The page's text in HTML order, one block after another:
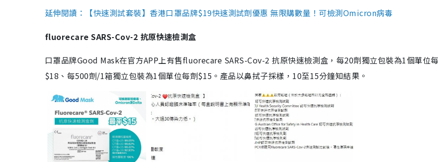
延伸閱讀：【快速測試套裝】香港口罩品牌$19快速測試劑優惠 無限購數量！可檢測Omicron病毒
fluorecare SARS-Cov-2 抗原快速檢測盒
口罩品牌Good Mask在官方APP上有售fluorecare SARS-Cov-2 抗原快速檢測盒，每20劑獨立包裝為1個單位
$18、每500劑/1箱獨立包裝為1個單位每劑$15。產品以鼻拭子採樣，10至15分鐘知結果。